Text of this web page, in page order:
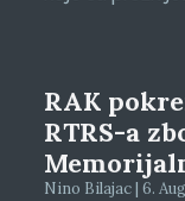
RAK
RTRS-a
Nino Bilajac | 6.